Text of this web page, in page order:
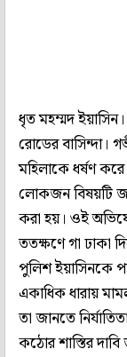
ধৃত মহম্মদ
রোডের বাসিন্দা।
মহিলাকে ধর্ষণ
লোকজন বিষয়টি
করা হয়। ওই
ততক্ষণে গা ঢাকা
পুলিশ ইয়াসিনকে
একাধিক ধারায়
তা জানতে
কঠোর শাস্তির